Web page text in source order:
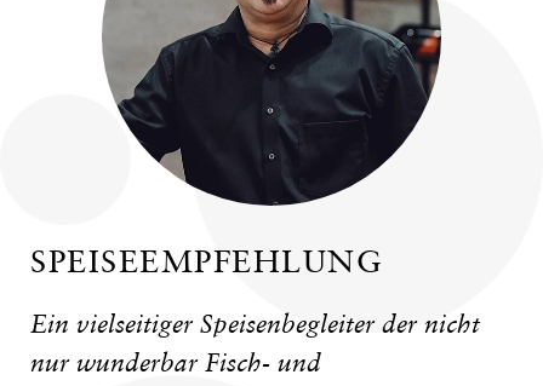
SPEISEEMPFEHLUNG
Ein vielseitiger Speisenbegleiter der nicht
nur wunderbar Fisch- und